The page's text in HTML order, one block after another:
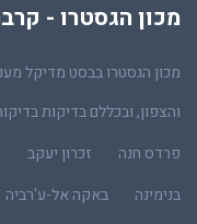
מכון הגסטרו -
מכון הגסטרו בבסט מדיקל
והצפון, ובכללם בדיקות
פרדס חנה
זכרון יעקב
בנימינה
באקה אל-ע'רביה